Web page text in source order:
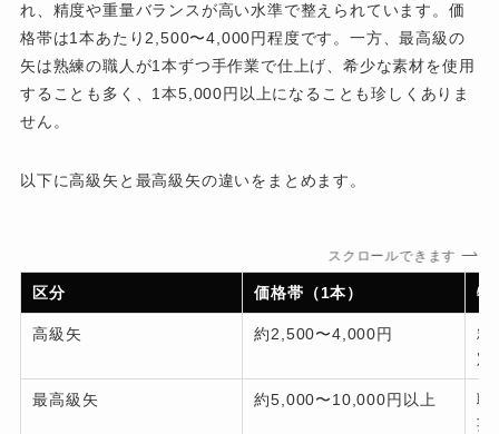
れ、精度や重量バランスが高い水準で整えられています。価
格帯は1本あたり2,500〜4,000円程度です。一方、最高級の
矢は熟練の職人が1本ずつ手作業で仕上げ、希少な素材を使用
することも多く、1本5,000円以上になることも珍しくありま
せん。
以下に高級矢と最高級矢の違いをまとめます。
スクロールできます
区分 価格帯（1本） 特
高級矢 約2,500〜4,000円
精
定
最高級矢 約5,000〜10,000円以上
職
芸